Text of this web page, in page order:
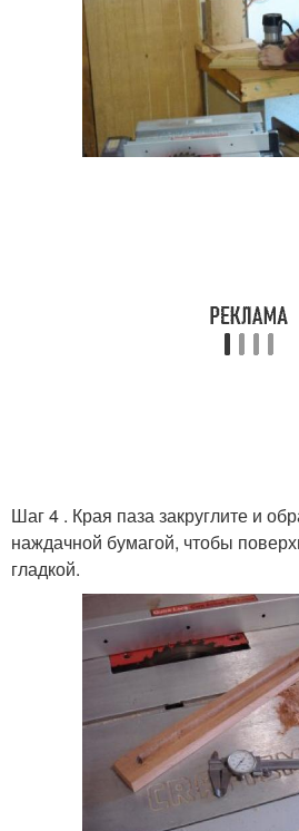
Шаг 4 . Края паза закруглите и
наждачной бумагой, чтобы
гладкой.